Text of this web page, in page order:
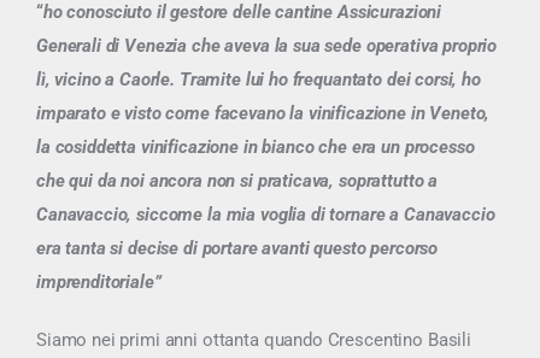
“hoconosciutoil gestore delle cantine Assicurazioni
Generali di Venezia che aveva la sua sede operativa proprio
lì, vicino a Caorle. Tramite lui ho frequantato dei corsi, ho
imparato e visto come facevano la vinificazione in Veneto,
la cosiddetta vinificazione in bianco che era un processo
che qui da noi ancora non si praticava, soprattutto a
Canavaccio, siccome la mia voglia di tornare a Canavaccio
era tanta si decise di portare avanti questo percorso
imprenditoriale”
Siamo nei primi anni ottanta quando Crescentino Basili